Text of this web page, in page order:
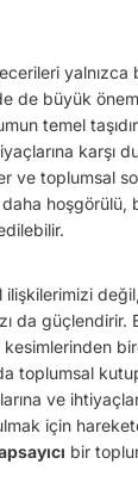
de büyük önem
temel
karşı
ve toplumsal
daha hoşgörülü,
da güçlendirir.
kesimlerinden
toplumsal
ve
için
bir